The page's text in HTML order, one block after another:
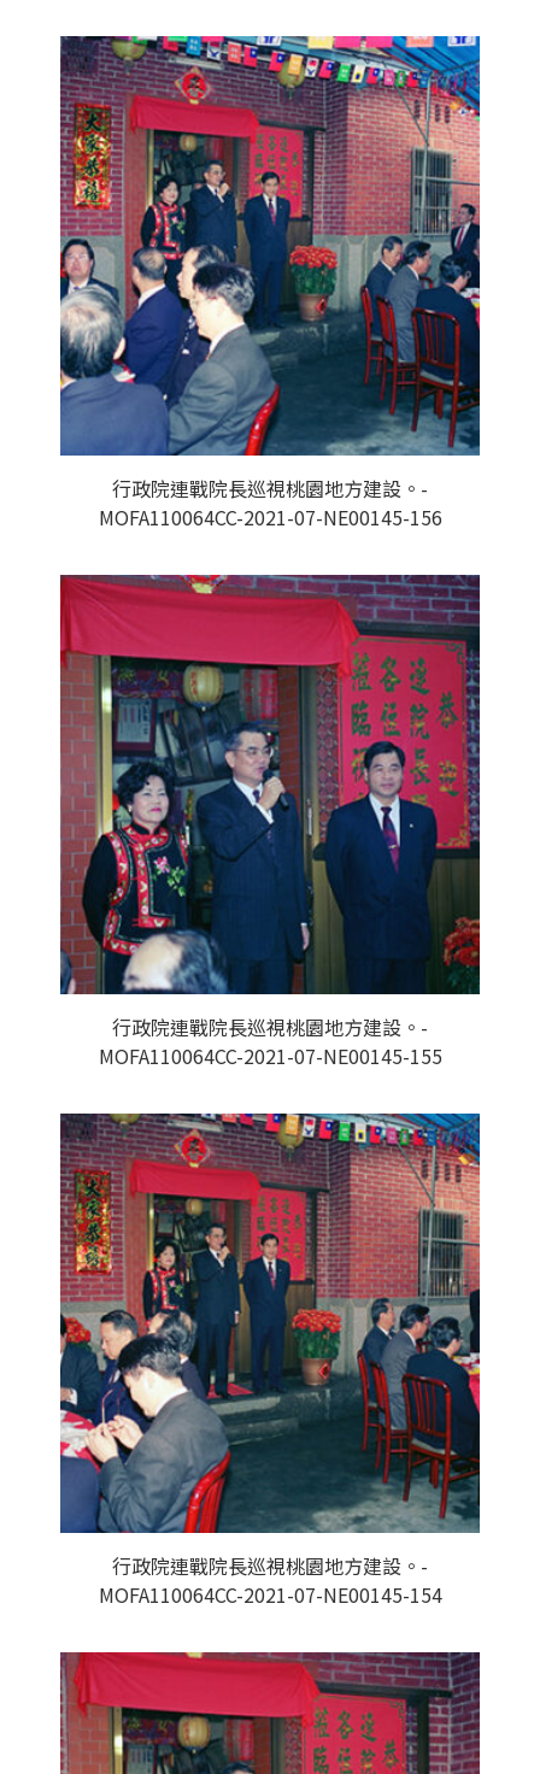
行政院連戰院長巡視桃園地方建設。-
MOFA110064CC-2021-07-NE00145-156
行政院連戰院長巡視桃園地方建設。-
MOFA110064CC-2021-07-NE00145-155
行政院連戰院長巡視桃園地方建設。-
MOFA110064CC-2021-07-NE00145-154